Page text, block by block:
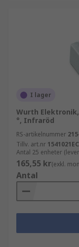
I lager
Wurth
°, Infraröd
RS-artikelnummer
Tillv. art.nr
Antal 25 enheter
165,55 kr(exkl.
Antal